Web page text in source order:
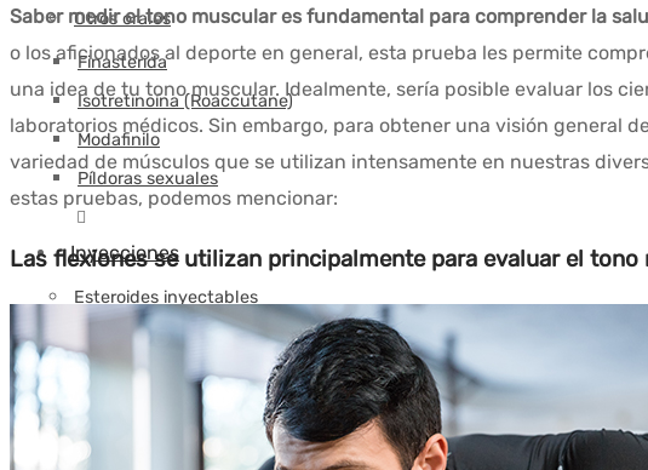
Otros orales
Finasterida
Isotretinoína (Roaccutane)
Modafinilo
Píldoras sexuales
Inyecciones
Esteroides inyectables
Boldenona (Equipoise)
Deca-Durabolin (Nandrolona Decanoato)
Masteron (Drostanolona)
Fenilpropionato de Nandrolona
Saber medir el tono muscular es fundamental para comprender la
o los aficionados al deporte en general, esta prueba les permite
una idea de tu tono muscular. Idealmente, sería posible evaluar los
laboratorios médicos. Sin embargo, para obtener una visión general
variedad de músculos que se utilizan intensamente en nuestras
estas pruebas, podemos mencionar:
Las flexiones se utilizan principalmente para evaluar el